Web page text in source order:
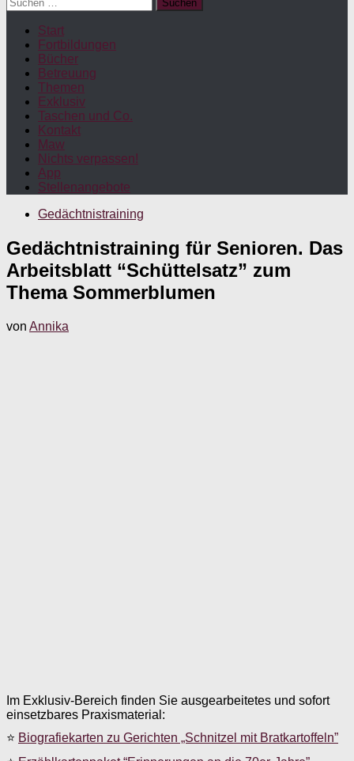
nach:
Start
Fortbildungen
Bücher
Betreuung
Themen
Exklusiv
Taschen und Co.
Kontakt
Maw
Nichts verpassen!
App
Stellenangebote
Gedächtnistraining
Gedächtnistraining für Senioren. Das
Arbeitsblatt “Schüttelsatz” zum
Thema Sommerblumen
von Annika
Im Exklusiv-Bereich finden Sie ausgearbeitetes und sofort
einsetzbares Praxismaterial:
⭐ Biografiekarten zu Gerichten „Schnitzel mit Bratkartoffeln”